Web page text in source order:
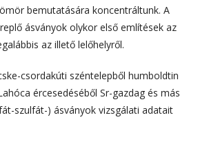
bemutatására koncentráltunk. A
ásványok olykor első említések az
az illető lelőhelyről.
csordakúti széntelepből humboldtin
ércesedéséből Sr-gazdag és más
szulfát-) ásványok vizsgálati adatait